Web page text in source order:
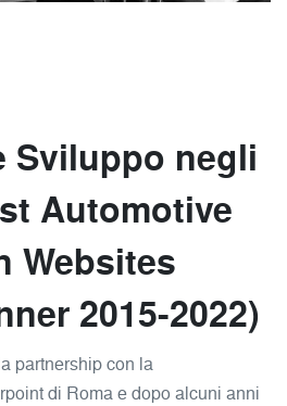
Sviluppo negli
Automotive
Websites
2015-2022)
partnership con la
di Roma e dopo alcuni anni